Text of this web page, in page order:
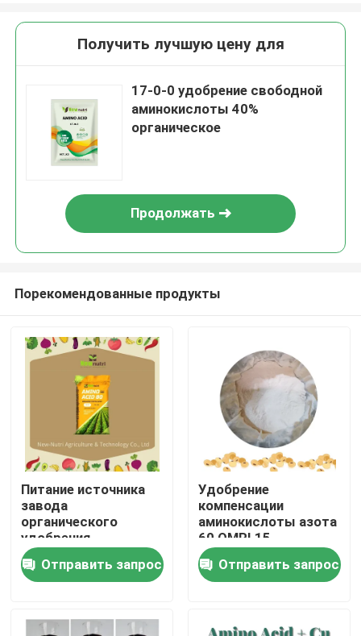
Дома
О Компании
Контакты
Получить лучшую цену для
17-0-0 удобрение свободной
аминокислоты 40%
органическое
Продолжать
Порекомендованные продукты
Питание источника
завода
органического
удобрения
аминокислоты 80%
Отправить запрос
Удобрение
компенсации
аминокислоты азота
60 OMRI 15
расстворимое в
водеОтправить запрос